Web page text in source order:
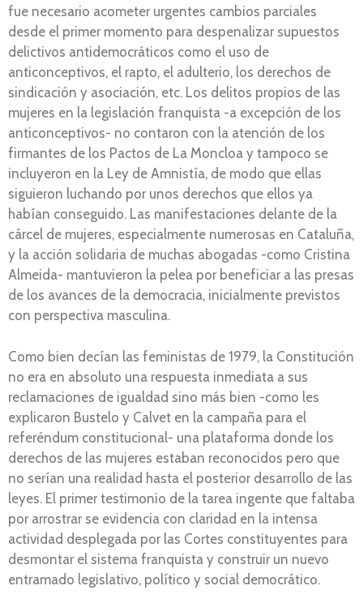
fue necesario acometer urgentes cambios parciales
desde el primer momento para despenalizar supuestos
delictivos antidemocráticos como el uso de
anticonceptivos, el rapto, el adulterio, los derechos de
sindicación y asociación, etc. Los delitos propios de las
mujeres en la legislación franquista -a excepción de los
anticonceptivos- no contaron con la atención de los
firmantes de los Pactos de La Moncloa y tampoco se
incluyeron en la Ley de Amnistía, de modo que ellas
siguieron luchando por unos derechos que ellos ya
habían conseguido. Las manifestaciones delante de la
cárcel de mujeres, especialmente numerosas en Cataluña,
y la acción solidaria de muchas abogadas -como Cristina
Almeida- mantuvieron la pelea por beneficiar a las presas
de los avances de la democracia, inicialmente previstos
con perspectiva masculina.
Como bien decían las feministas de 1979, la Constitución
no era en absoluto una respuesta inmediata a sus
reclamaciones de igualdad sino más bien -como les
explicaron Bustelo y Calvet en la campaña para el
referéndum constitucional- una plataforma donde los
derechos de las mujeres estaban reconocidos pero que
no serían una realidad hasta el posterior desarrollo de las
leyes. El primer testimonio de la tarea ingente que faltaba
por arrostrar se evidencia con claridad en la intensa
actividad desplegada por las Cortes constituyentes para
desmontar el sistema franquista y construir un nuevo
entramado legislativo, político y social democrático.